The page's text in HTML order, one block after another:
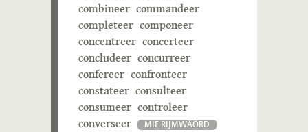
combineer commandeer
completeer componeer
concentreer concerteer
concludeer concurreer
confereer confronteer
constateer consulteer
consumeer controleer
converseer
MIE RIJMWÄÖRD